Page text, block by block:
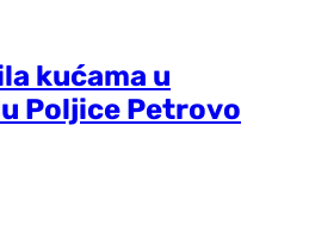
kućama u
Poljice Petrovo